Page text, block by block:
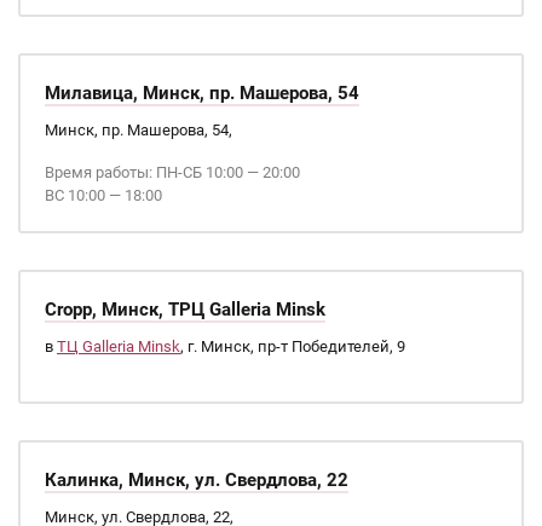
Милавица, Минск, пр. Машерова, 54
Минск, пр. Машерова, 54,
Время работы: ПН-СБ 10:00 — 20:00
ВС 10:00 — 18:00
Cropp, Минск, ТРЦ Galleria Minsk
в ТЦ Galleria Minsk, г. Минск, пр-т Победителей, 9
Калинка, Минск, ул. Свердлова, 22
Минск, ул. Свердлова, 22,